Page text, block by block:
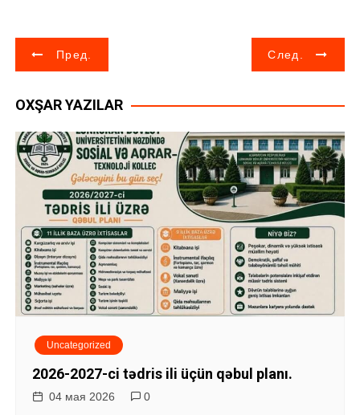
Н
в
и
а
ц
и
Пред. След.
OXŞAR YAZILAR
Uncategorized
2026-2027-ci tədris ili üçün qəbul planı.
04 мая 2026 0